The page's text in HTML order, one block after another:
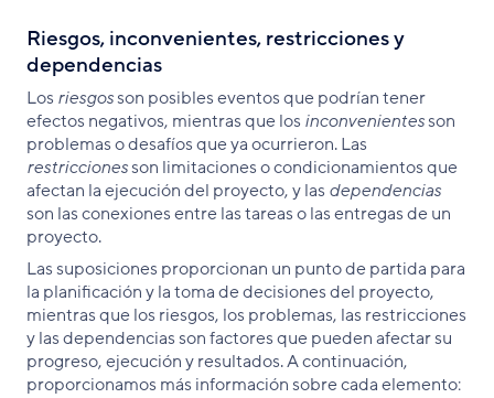
Riesgos, inconvenientes, restricciones y
dependencias
Los riesgosson posibles eventos que podrían tener
efectos negativos, mientras que los inconvenientesson
problemas o desafíos que ya ocurrieron. Las
restriccionesson limitaciones o condicionamientos que
afectan la ejecución del proyecto, y las dependencias
son las conexiones entre las tareas o las entregas de un
proyecto.
Las suposiciones proporcionan un punto de partida para
la planificación y la toma de decisiones del proyecto,
mientras que los riesgos, los problemas, las restricciones
y las dependencias son factores que pueden afectar su
progreso, ejecución y resultados. A continuación,
proporcionamos más información sobre cada elemento: